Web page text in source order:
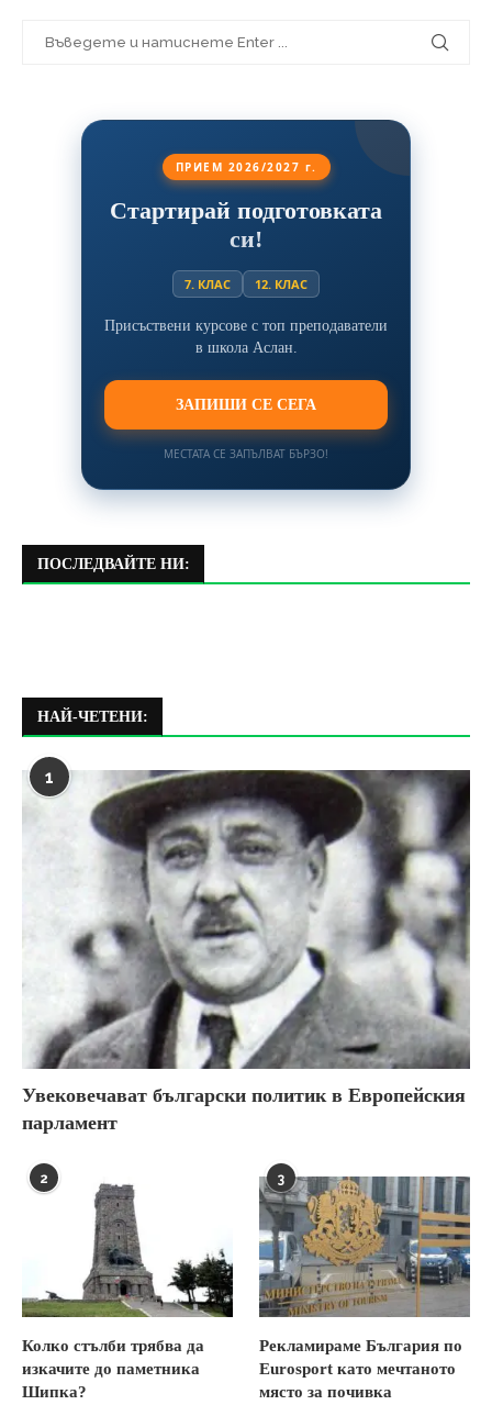
ПРИЕМ 2026/2027 г.
Стартирай подготовката
си!
7. КЛАС 12. КЛАС
Присъствени курсове с топ преподаватели
в школа Аслан.
ЗАПИШИ СЕ СЕГА
МЕСТАТА СЕ ЗАПЪЛВАТ БЪРЗО!
ПОСЛЕДВАЙТЕ НИ:
НАЙ-ЧЕТЕНИ:
1
Увековечават български политик в Европейския
парламент
2
Колко стълби трябва да
изкачите до паметника
Шипка?
3
Рекламираме България по
Eurosport като мечтаното
място за почивка